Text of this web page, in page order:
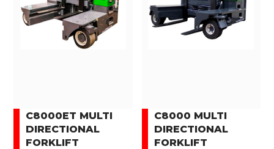
C8000ET MULTI
DIRECTIONAL
FORKLIFT
C8000 MULTI
DIRECTIONAL
FORKLIFT